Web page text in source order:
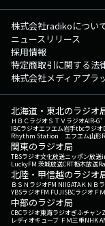
株式会社radikoについ
ニュースリリース
採用情報
特定商取引に関する法
株式会社メディアプラ
北海道・東北のラジオ
ＨＢＣラジオＳＴＶラジオAIR-G'
IBCラジオエフエム岩手tbcラジオ
Rhythm Station エフエム山形
関東のラジオ局
TBSラジオ文化放送ニッポン放送
LuckyFM 茨城放送CRT栃木放送
北陸・甲信越のラジオ
ＢＳＮラジオFM NIIGATAＫＮＢ
YBSラジオFM FUJISBCラジオ Ｆ
中部のラジオ局
CBCラジオ東海ラジオぎふチャン
レディオキューブ ＦＭ三重NHK